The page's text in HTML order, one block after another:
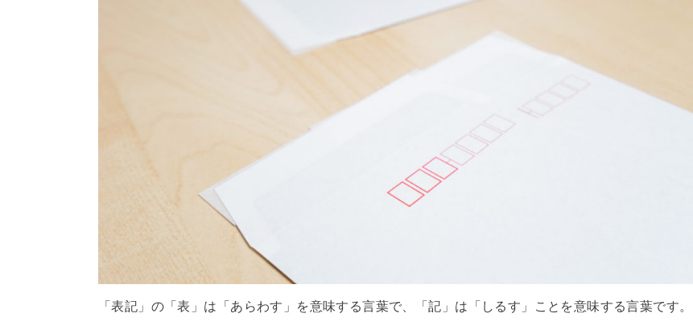
「表記」の「表」は「あらわす」を意味する言葉で、「記」は「しるす」ことを意味する言葉です。